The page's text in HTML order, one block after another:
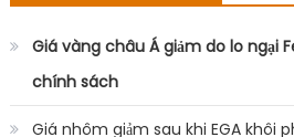
Giá vàng châu Á giảm do lo ngại
chính sách
Giá nhôm giảm sau khi EGA khôi